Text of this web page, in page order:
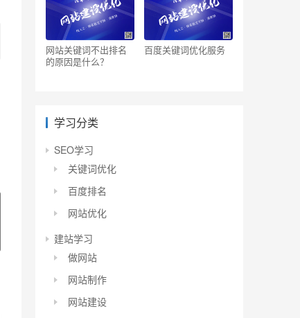
网站关键词不出排名
的原因是什么？
百度关键词优化服务
学习分类
SEO学习
关键词优化
百度排名
网站优化
建站学习
做网站
网站制作
网站建设